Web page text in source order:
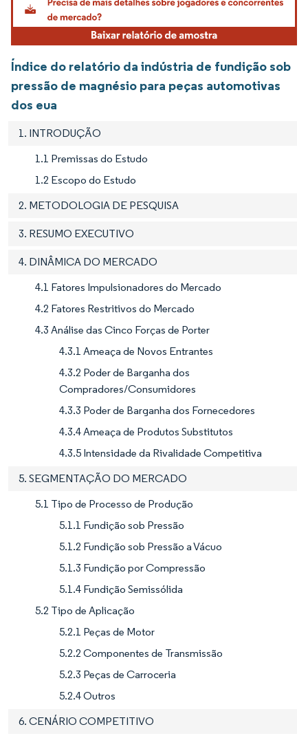
Índice do relatório da indústria de fundição sob
pressão de magnésio para peças automotivas
dos eua
1. INTRODUÇÃO
1.1 Premissas do Estudo
1.2 Escopo do Estudo
2. METODOLOGIA DE PESQUISA
3. RESUMO EXECUTIVO
4. DINÂMICA DO MERCADO
4.1 Fatores Impulsionadores do Mercado
4.2 Fatores Restritivos do Mercado
4.3 Análise das Cinco Forças de Porter
4.3.1 Ameaça de Novos Entrantes
4.3.2 Poder de Barganha dos
Compradores/Consumidores
4.3.3 Poder de Barganha dos Fornecedores
4.3.4 Ameaça de Produtos Substitutos
4.3.5 Intensidade da Rivalidade Competitiva
5. SEGMENTAÇÃO DO MERCADO
5.1 Tipo de Processo de Produção
5.1.1 Fundição sob Pressão
5.1.2 Fundição sob Pressão a Vácuo
5.1.3 Fundição por Compressão
5.1.4 Fundição Semissólida
5.2 Tipo de Aplicação
5.2.1 Peças de Motor
5.2.2 Componentes de Transmissão
5.2.3 Peças de Carroceria
5.2.4 Outros
6. CENÁRIO COMPETITIVO